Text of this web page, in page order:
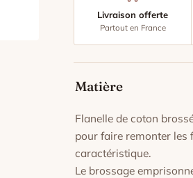
Livraison offerte
Partout en France
Matière
Flanelle de coton
pour faire remonter les
caractéristique.
Le brossage